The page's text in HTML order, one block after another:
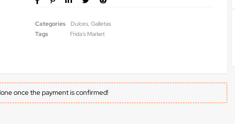
Categories Dulces,Galletas
Tags
Frida's Market
once the payment is confirmed!